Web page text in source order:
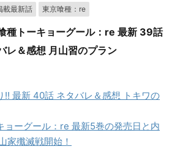
載最新話 東京喰種：re
種トーキョーグール：re 最新 39話
レ＆感想 月山習のプラン
!! 最新 40話 ネタバレ＆感想 トキワの
ョーグール：re 最新5巻の発売日と内
家殲滅戦開始！